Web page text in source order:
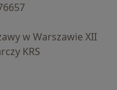
w Warszawie XII
KRS